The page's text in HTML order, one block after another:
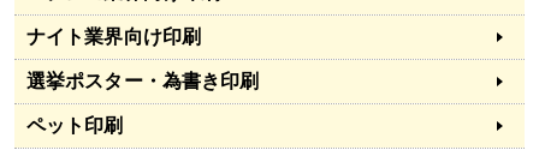
ナイト業界向け印刷
選挙ポスター・為書き印刷
ペット印刷